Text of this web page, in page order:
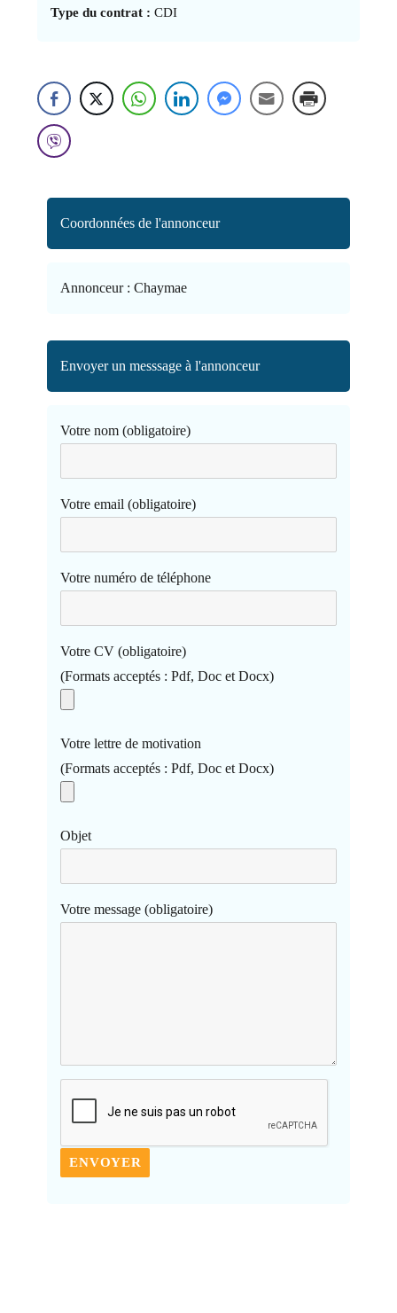
Type du contrat : CDI
Coordonnées de l'annonceur
Annonceur : Chaymae
Envoyer un messsage à l'annonceur
Votre nom (obligatoire)
Votre email (obligatoire)
Votre numéro de téléphone
Votre CV (obligatoire)
(Formats acceptés : Pdf, Doc et Docx)
Votre lettre de motivation
(Formats acceptés : Pdf, Doc et Docx)
Objet
Votre message (obligatoire)